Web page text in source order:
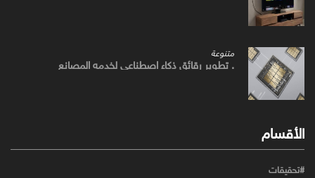
متنوعة
. تطوير رقائق ذكاء اصطناعي لخدمه المصانع
الأقسام
#تحقيقات